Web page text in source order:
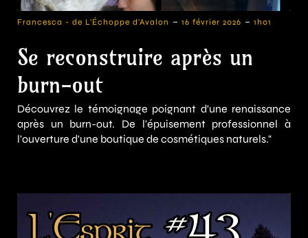
Francesca - de L'Échoppe d'Avalon - 16 février 2026 - 1h01
Se reconstruire après un
burn-out
Découvrez le témoignage poignant d'une renaissance
après un burn-out. De l'épuisement professionnel à
l'ouverture d'une boutique de cosmétiques naturels."